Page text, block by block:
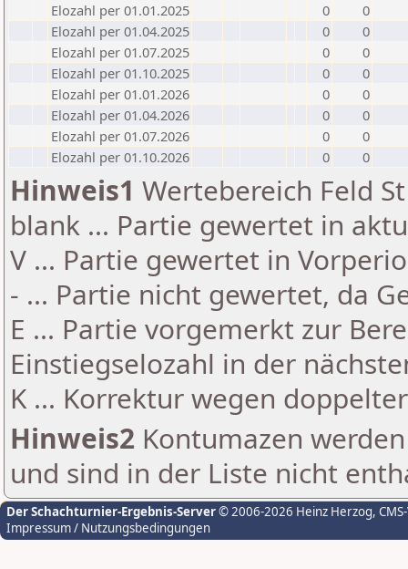
Elozahl per 01.01.2025
0
0
Elozahl per 01.04.2025
0
0
Elozahl per 01.07.2025
0
0
Elozahl per 01.10.2025
0
0
Elozahl per 01.01.2026
0
0
Elozahl per 01.04.2026
0
0
Elozahl per 01.07.2026
0
0
Elozahl per 01.10.2026
0 0
Hinweis1 Wertebereich Feld
blank ... Partie gewertet in
V ... Partie gewertet in
- ... Partie nicht gewertet, da
E ... Partie vorgemerkt zur
Einstiegselozahl in der
K ... Korrektur wegen
Hinweis2 Kontumazen
und sind in der Liste nicht
Der Schachturnier-Ergebnis-Server© 2006-2026 Heinz Herzog,
Impressum / Nutzungsbedingungen